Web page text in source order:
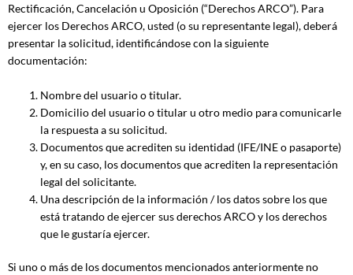
Rectificación, Cancelación u Oposición (“Derechos ARCO”). Para
ejercer los Derechos ARCO, usted (o su representante legal), deberá
presentar la solicitud, identificándose con la siguiente
documentación:
Nombre del usuario o titular.
Domicilio del usuario o titular u otro medio para comunicarle
la respuesta a su solicitud.
Documentos que acrediten su identidad (IFE/INE o pasaporte)
y, en su caso, los documentos que acrediten la representación
legal del solicitante.
Una descripción de la información / los datos sobre los que
está tratando de ejercer sus derechos ARCO y los derechos
que le gustaría ejercer.
Si uno o más de los documentos mencionados anteriormente no